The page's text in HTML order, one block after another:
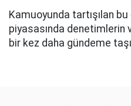
Kamuoyunda tartışılan bu
piyasasında denetimlerin
bir kez daha gündeme